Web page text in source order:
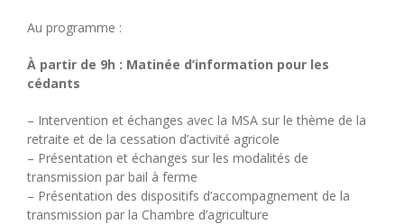
Au programme :
À partir de 9h : Matinée d’information pour les
cédants
– Intervention et échanges avec la MSA sur le thème de la
retraite et de la cessation d’activité agricole
– Présentation et échanges sur les modalités de
transmission par bail à ferme
– Présentation des dispositifs d’accompagnement de la
transmission par la Chambre d’agriculture